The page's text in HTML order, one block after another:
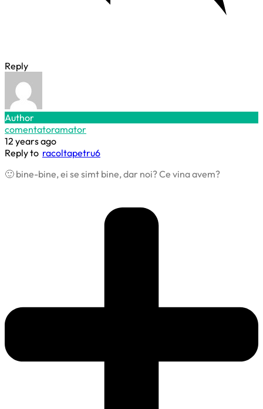
Reply
Author
comentatoramator
12 years ago
Reply to racoltapetru6
🙂 bine-bine, ei se simt bine, dar noi? Ce vina avem?